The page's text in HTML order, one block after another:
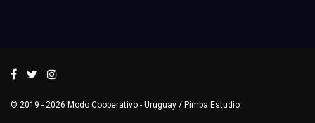
© 2019 - 2026 Modo Cooperativo - Uruguay / Pimba Estudio